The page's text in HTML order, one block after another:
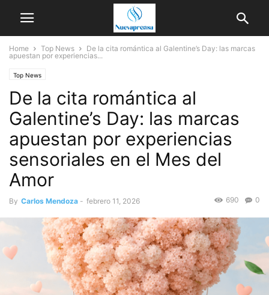
Home Top News
De la cita romántica al Galentine’s Day: las marcas
apuestan por experiencias...
Top News
De la cita romántica al
Galentine’s Day: las marcas
apuestan por experiencias
sensoriales en el Mes del
Amor
By Carlos Mendoza - febrero 11, 2026 0
690